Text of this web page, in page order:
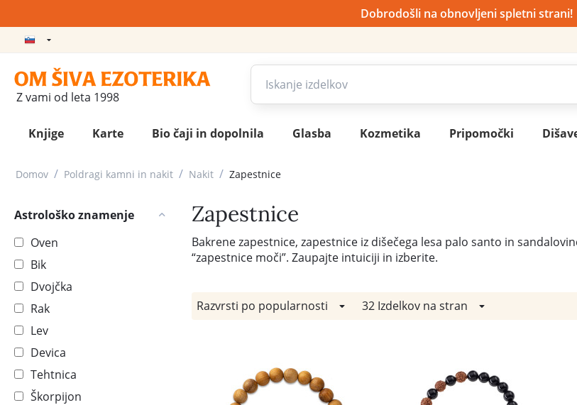
Dobrodošli na obnovljeni spletni strani!
Z vami od leta 1998
Knjige Karte Bio čaji in dopolnila Glasba Kozmetika Pripomočki
Domov / Poldragi kamni in nakit / Nakit / Zapestnice
Astrološko znamenje
Oven
Bik
Dvojčka
Rak
Lev
Devica
Tehtnica
Škorpijon
Zapestnice
Bakrene zapestnice, zapestnice iz dišečega lesa palo santo in
“zapestnice moči”. Zaupajte intuiciji in izberite.
Razvrsti po popularnosti 32 Izdelkov na stran